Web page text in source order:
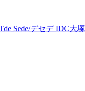
de Sede/デセデ IDC大